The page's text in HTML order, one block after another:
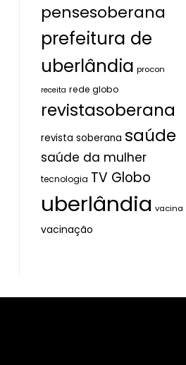
pensesoberana
prefeitura de
uberlândia procon
receita rede globo
revistasoberana
revista soberana saúde
saúde da mulher
tecnologia TV Globo
uberlândia vacina
vacinação